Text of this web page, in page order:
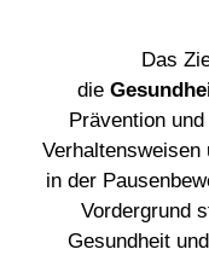
Das
die
Prävention
in der
Vordergrund
Gesundheit